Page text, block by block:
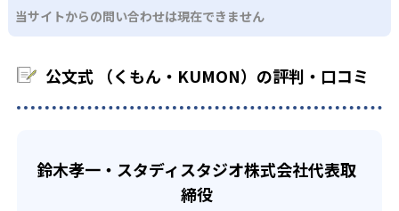
03 フレキシブルな受講スタイル
KUMONでは、教室が開いている時間内であれば、何曜日に
い中高生にも通室しやすい。また、教室によっては自宅か
る。苦手な科目でも自分で解けた達成感を味わうことで、
少しずつ苦手意識を克服できるだろう。
中学生・高校生
部活や習い事と両立したい生徒向け
宿題の量や進め方に関しては、いつでも気軽に相談可能
KUMONでは、中高生のクラスでも数学・英語・国語の3教
科に限られるため、その他の教科に関しては他塾を検討す
当サイトからの問い合わせは現在できません
公文式 （くもん・KUMON）の評判・口コミ
鈴木孝一・スタディスタジオ株式会社代表取
締役